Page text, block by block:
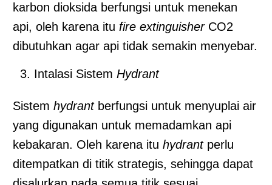
karbon dioksida berfungsi untuk menekan
api, oleh karena itu fire extinguisher CO2
dibutuhkan agar api tidak semakin menyebar.
Intalasi Sistem Hydrant
Sistem hydrantberfungsi untuk menyuplai air
yang digunakan untuk memadamkan api
kebakaran. Oleh karena itu hydrantperlu
ditempatkan di titik strategis, sehingga dapat